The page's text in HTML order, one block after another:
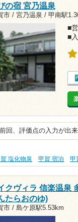
の宿 宮乃温泉
市 / 宮乃温泉 / 甲南駅
■
■
前回、評価点の入力が出
塩化物泉 甲賀 宿泊 甲
クヴィラ 信楽温泉
たらおのゆ)
市 / 島ケ原駅5.53km